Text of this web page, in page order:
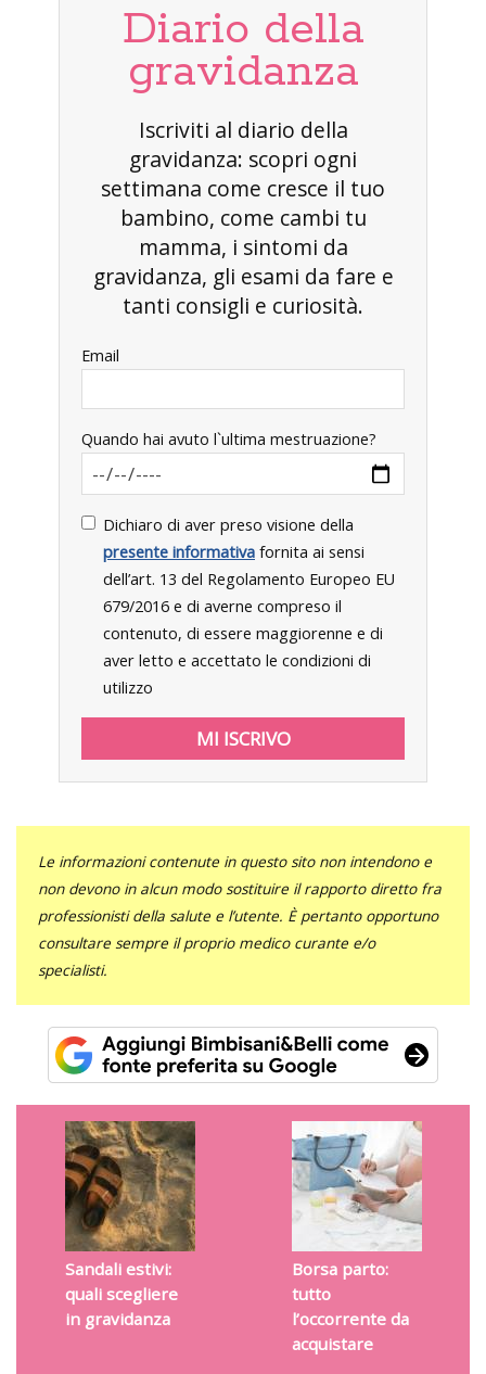
Diario della
gravidanza
Iscriviti al diario della
gravidanza: scopri ogni
settimana come cresce il tuo
bambino, come cambi tu
mamma, i sintomi da
gravidanza, gli esami da fare e
tanti consigli e curiosità.
Email
Quando hai avuto l`ultima mestruazione?
Dichiaro di aver preso visione della
presente informativa fornita ai sensi
dell’art. 13 del Regolamento Europeo EU
679/2016 e di averne compreso il
contenuto, di essere maggiorenne e di
aver letto e accettato le condizioni di
utilizzo
Le informazioni contenute in questo sito non intendono e
non devono in alcun modo sostituire il rapporto diretto fra
professionisti della salute e l’utente. È pertanto opportuno
consultare sempre il proprio medico curante e/o
specialisti.
Sandali estivi:
quali scegliere
in gravidanza
Borsa parto:
tutto
l’occorrente da
acquistare